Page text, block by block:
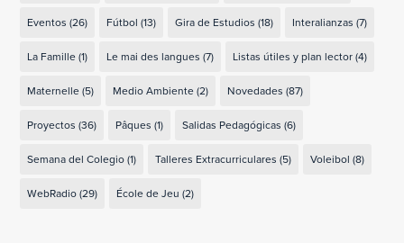
Eventos (26) Fútbol (13) Gira de Estudios (18) Interalianzas (7)
La Famille(1) Le mai des langues (7) Listas útiles y plan lector(4)
Maternelle(5) Medio Ambiente(2) Novedades (87)
Proyectos (36) Pâques (1) Salidas Pedagógicas (6)
Semana del Colegio(1) Talleres Extracurriculares (5) Voleibol (8)
WebRadio(29) École de Jeu (2)